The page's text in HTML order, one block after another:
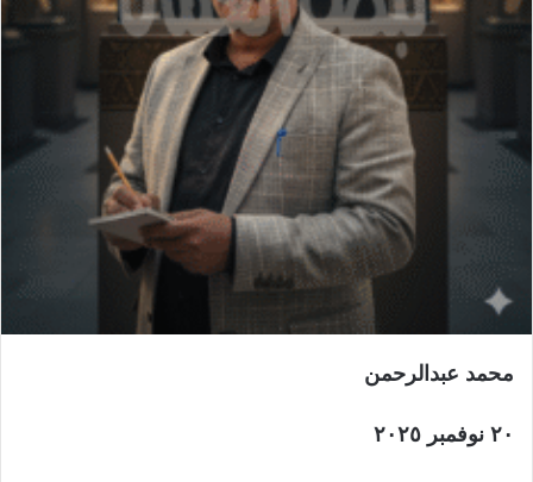
و
ن
ي
محمد عبدالرحمن
٢٠ نوفمبر ٢٠٢٥